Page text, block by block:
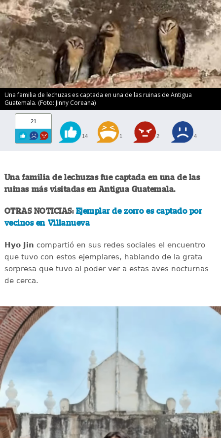
Una familia de lechuzas es captada en una de las ruinas de Antigua
Guatemala. (Foto: Jinny Coreana)
21
14 1 2 4
Una familia de lechuzas fue captada en una de las
ruinas más visitadas en Antigua Guatemala.
OTRAS NOTICIAS: Ejemplar de zorro es captado por
vecinos en Villanueva
Hyo Jin compartió en sus redes sociales el encuentro
que tuvo con estos ejemplares, hablando de la grata
sorpresa que tuvo al poder ver a estas aves nocturnas
de cerca.